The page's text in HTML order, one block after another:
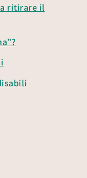
a ritirare il